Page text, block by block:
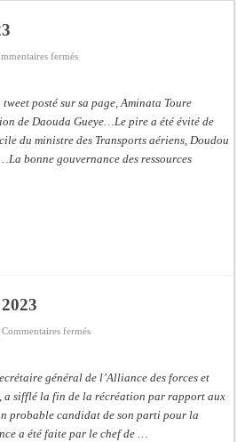
et des sports Guéladio Ba en tournée, un
discours ne suffisent plus » (Mamadou AW-
Amy Dione désigne le coupable
noyé dans un bassin de rétention
scientifique dévoile les fondements du thème
onze dossiers chauds
Soulèye Kane officiellement installé, il décline
ferméssur
05
2023
posté sur sa page, Aminata Toure
de Daouda Gueye…Le pire a été évité de
du ministre des Transports aériens, Doudou
bonne gouvernance des ressources
Commentaires ferméssur
14
02
2023
général de l’Alliance des forces et
a sifflé la fin de la récréation par rapport aux
probable candidat de son parti pour la
a été faite par le chef de …